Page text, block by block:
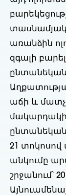
առանձին
զգալի
աճի և
մակարդակի
ընտանեկան
21 տոկոսով
անկումը
շրջանում՝